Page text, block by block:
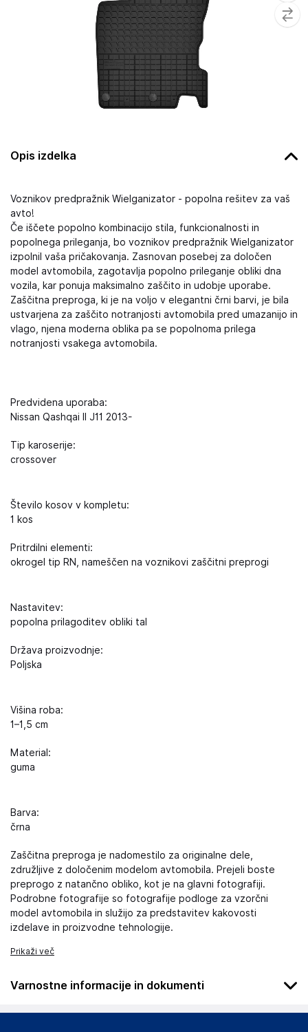
Opis izdelka
Voznikov predpražnik Wielganizator - popolna rešitev za vaš
avto!
Če iščete popolno kombinacijo stila, funkcionalnosti in
popolnega prileganja, bo voznikov predpražnik Wielganizator
izpolnil vaša pričakovanja. Zasnovan posebej za določen
model avtomobila, zagotavlja popolno prileganje obliki dna
vozila, kar ponuja maksimalno zaščito in udobje uporabe.
Zaščitna preproga, ki je na voljo v elegantni črni barvi, je bila
ustvarjena za zaščito notranjosti avtomobila pred umazanijo in
vlago, njena moderna oblika pa se popolnoma prilega
notranjosti vsakega avtomobila.
Predvidena uporaba:
Nissan Qashqai II J11 2013-
Tip karoserije:
crossover
Število kosov v kompletu:
1 kos
Pritrdilni elementi:
okrogel tip RN, nameščen na voznikovi zaščitni preprogi
Nastavitev:
popolna prilagoditev obliki tal
Država proizvodnje:
Poljska
Višina roba:
1–1,5 cm
Material:
guma
Barva:
črna
Zaščitna preproga je nadomestilo za originalne dele,
združljive z določenim modelom avtomobila. Prejeli boste
preprogo z natančno obliko, kot je na glavni fotografiji.
Podrobne fotografije so fotografije podloge za vzorčni
model avtomobila in služijo za predstavitev kakovosti
izdelave in proizvodne tehnologije.
Prikaži več
Varnostne informacije in dokumenti
Podatki o proizvajalcu